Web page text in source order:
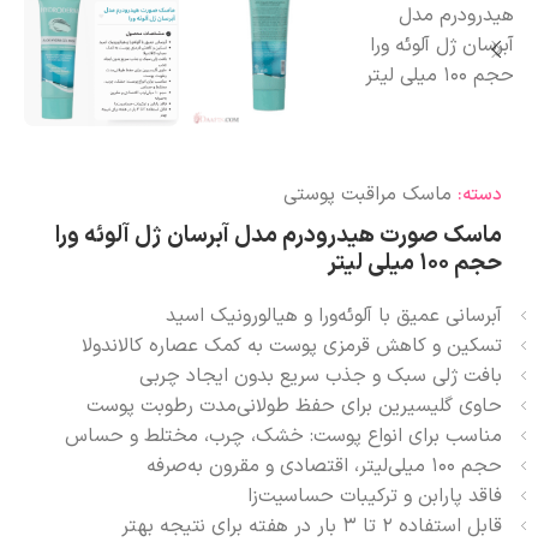
دسته: ماسک مراقبت پوستی
ماسک صورت هیدرودرم مدل آبرسان ژل آلوئه ورا
حجم ۱۰۰ میلی لیتر
آبرسانی عمیق با آلوئه‌ورا و هیالورونیک اسید
تسکین و کاهش قرمزی پوست به کمک عصاره کالاندولا
بافت ژلی سبک و جذب سریع بدون ایجاد چربی
حاوی گلیسیرین برای حفظ طولانی‌مدت رطوبت پوست
مناسب برای انواع پوست: خشک، چرب، مختلط و حساس
حجم ۱۰۰ میلی‌لیتر، اقتصادی و مقرون به‌صرفه
فاقد پارابن و ترکیبات حساسیت‌زا
قابل استفاده ۲ تا ۳ بار در هفته برای نتیجه بهتر